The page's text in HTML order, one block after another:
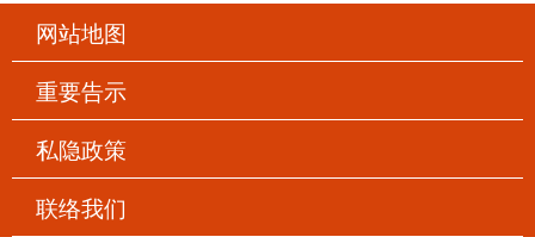
网站地图
重要告示
私隐政策
联络我们